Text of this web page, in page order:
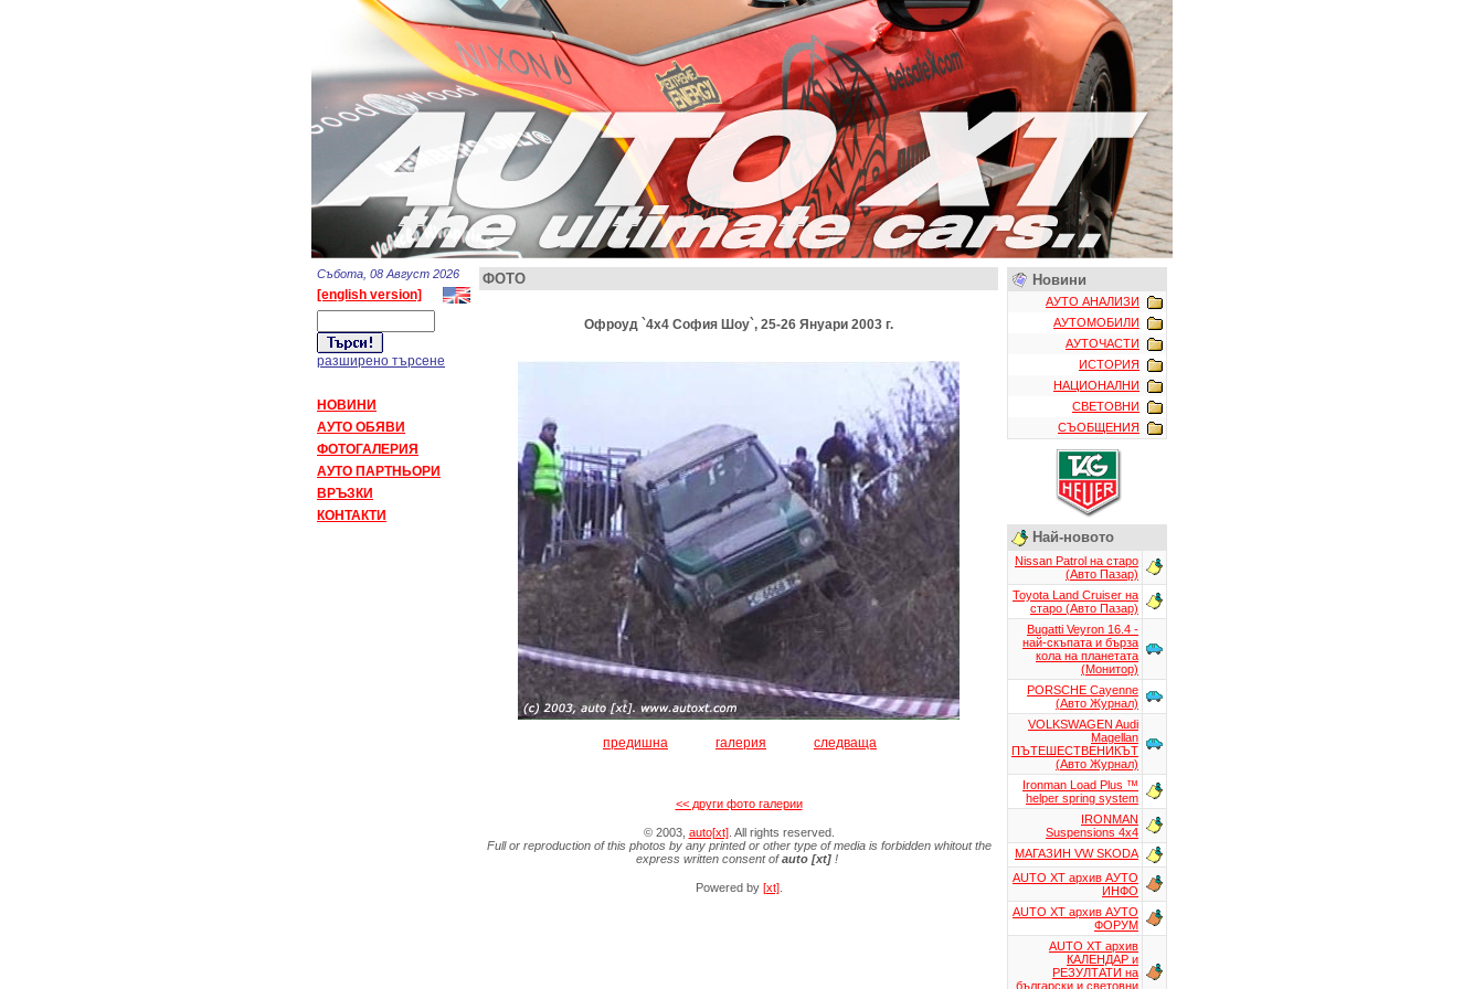
Събота, 08 Август 2026
[english version]
разширено търсене
НОВИНИ
АУТО ОБЯВИ
ФОТОГАЛЕРИЯ
АУТО ПАРТНЬОРИ
ВРЪЗКИ
КОНТАКТИ
ФОТО
Офроуд `4x4 София Шоу`, 25-26 Януари 2003 г.
предишна галерия следваща
<< други фото галерии
© 2003, auto[xt]. All rights reserved.
Full or reproduction of this photos by any printed or other type of media is forbidden whitout the
express written consent ofauto [xt]!
Powered by [xt].
Новини
АУТО АНАЛИЗИ
АУТОМОБИЛИ
АУТОЧАСТИ
ИСТОРИЯ
НАЦИОНАЛНИ
СВЕТОВНИ
СЪОБЩЕНИЯ
Най-новото
Nissan Patrol на старо
(Авто Пазар)
Toyota Land Cruiser на
старо (Авто Пазар)
Bugatti Veyron 16.4 -
най-скъпата и бърза
кола на планетата
(Монитор)
PORSCHE Cayenne
(Авто Журнал)
VOLKSWAGEN Audi
Magellan
ПЪТЕШЕСТВЕНИКЪТ
(Авто Журнал)
Ironman Load Plus ™
helper spring system
IRONMAN
Suspensions 4x4
МАГАЗИН VW SKODA
AUTO XT aрхив АУТО
ИНФО
AUTO XT aрхив АУТО
ФОРУМ
AUTO XT aрхив
КАЛЕНДАР и
РЕЗУЛТАТИ на
български и световни